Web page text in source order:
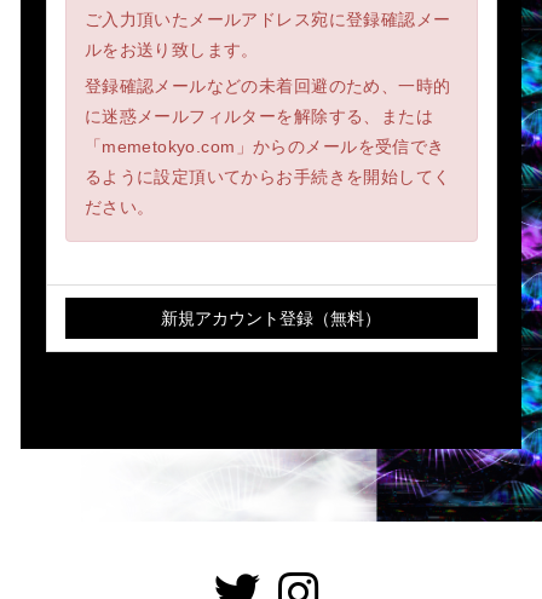
ご入力頂いたメールアドレス宛に登録確認メー
ルをお送り致します。
登録確認メールなどの未着回避のため、一時的
に迷惑メールフィルターを解除する、または
「memetokyo.com」からのメールを受信でき
るように設定頂いてからお手続きを開始してく
ださい。